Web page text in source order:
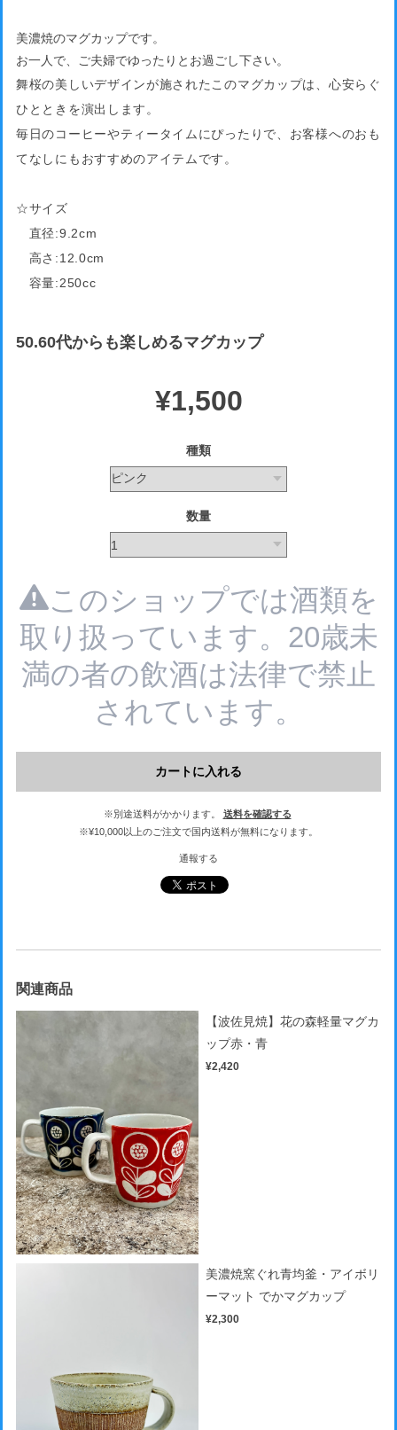
美濃焼のマグカップです。
お一人で、ご夫婦でゆったりとお過ごし下さい。
舞桜の美しいデザインが施されたこのマグカップは、心安らぐ
ひとときを演出します。
毎日のコーヒーやティータイムにぴったりで、お客様へのおも
てなしにもおすすめのアイテムです。
☆サイズ
直径:9.2cm
高さ:12.0cm
容量:250cc
50.60代からも楽しめるマグカップ
¥1,500
種類
数量
このショップでは酒類を
取り扱っています。20歳未
満の者の飲酒は法律で禁止
されています。
カートに入れる
※別途送料がかかります。
送料を確認する
※¥10,000以上のご注文で国内送料が無料になります。
通報する
関連商品
【波佐見焼】花の森軽量マグカ
ップ赤・青
¥2,420
美濃焼窯ぐれ青均釜・アイボリ
ーマット でかマグカップ
¥2,300